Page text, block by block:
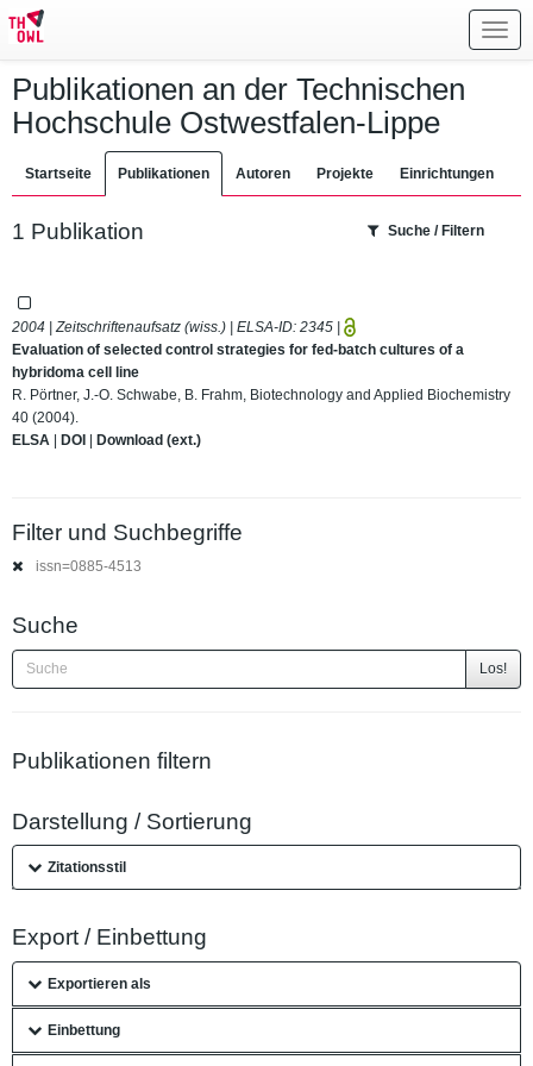
Publikationen an der Technischen
Hochschule Ostwestfalen-Lippe
Startseite Publikationen Autoren Projekte Einrichtungen
1 Publikation Suche / Filtern
2004 | Zeitschriftenaufsatz (wiss.) | ELSA-ID: 2345 |
Evaluation of selected control strategies for fed-batch cultures of a
hybridoma cell line
R. Pörtner, J.-O. Schwabe, B. Frahm, Biotechnology and Applied Biochemistry
40 (2004).
ELSA | DOI | Download (ext.)
Filter und Suchbegriffe
issn=0885-4513
Suche
Los!
Publikationen filtern
Darstellung / Sortierung
Zitationsstil
Export / Einbettung
Exportieren als
Einbettung